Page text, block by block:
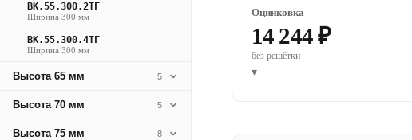
ВК.55.300.2ТГ
Ширина 300 мм
ВК.55.300.4ТГ
Ширина 300 мм
Высота 65 мм 5
Высота 70 мм 5
Высота 75 мм 8
Оцинковка
14 244 ₽
без решётки
▾